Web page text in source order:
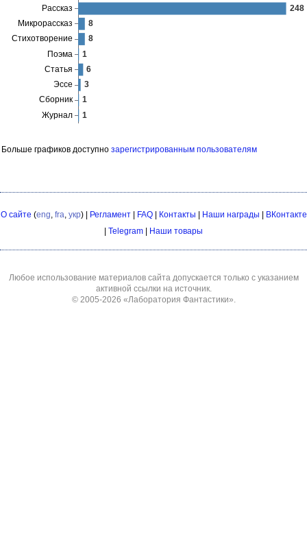
Больше графиков доступно зарегистрированным пользователям
О сайте (eng, fra, укр) | Регламент| FAQ| Контакты Наши награды
ВКонтакте
Telegram Наши товары
Любое использование материалов сайта допускается только с указанием
активной ссылки на источник.
© 2005-2026 «Лаборатория Фантастики».